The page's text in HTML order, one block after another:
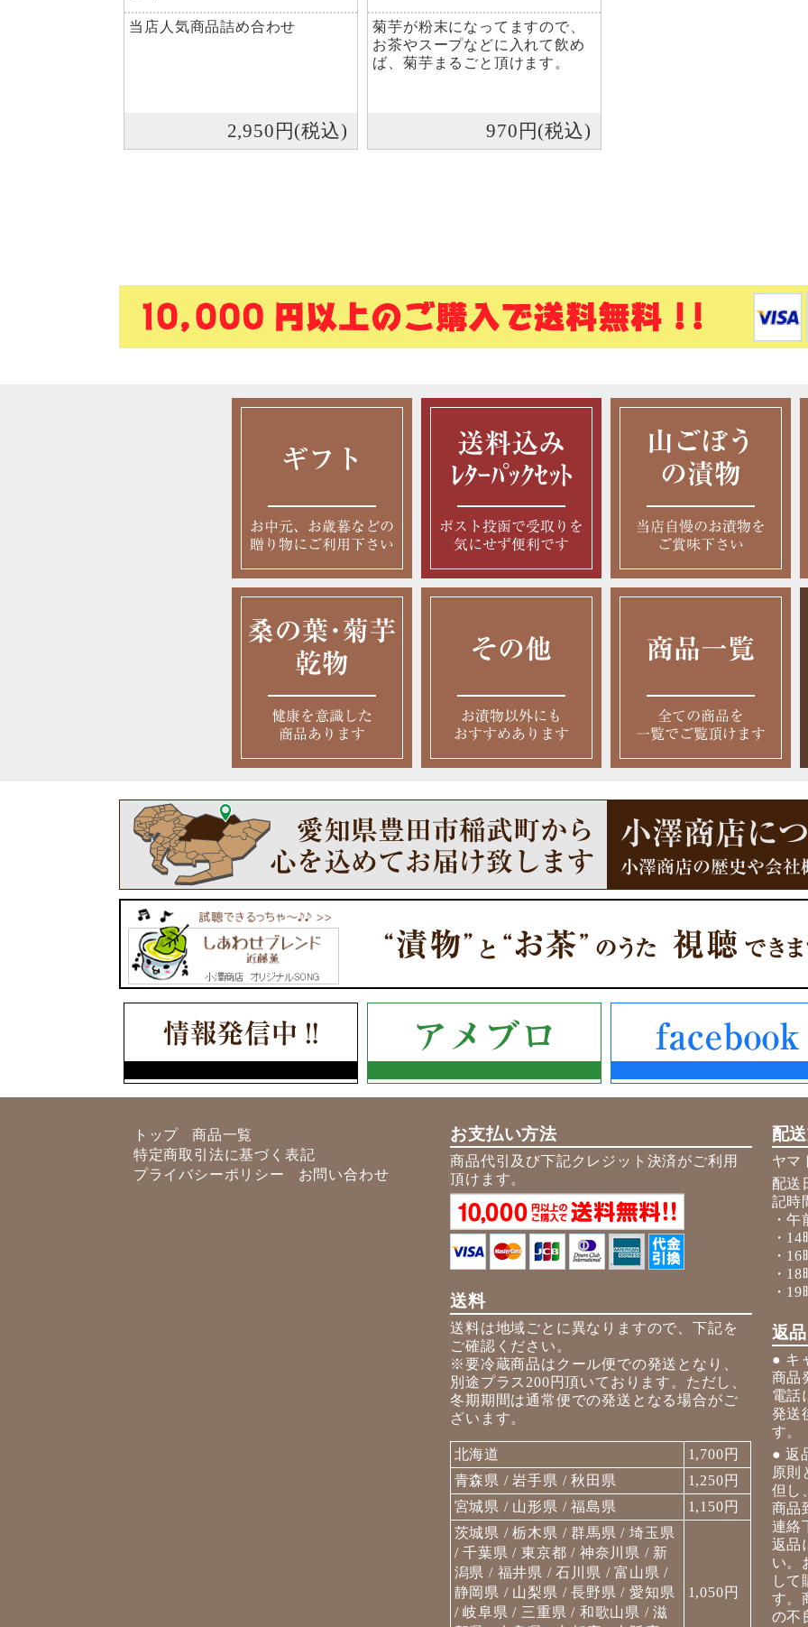
当店人気商品詰め合わせ
2,950円(税込)
菊芋が粉末になってますので、
お茶やスープなどに入れて飲め
ば、菊芋まるごと頂けます。
970円(税込)
トップ
商品一覧
特定商取引法に基づく表記
プライバシーポリシー
お問い合わせ
お支払い方法
商品代引及び下記クレジット決済がご利用
頂けます。
送料
送料は地域ごとに異なりますので、下記を
ご確認ください。
※要冷蔵商品はクール便での発送となり、
別途プラス200円頂いております。ただし、
冬期期間は通常便での発送となる場合がご
ざいます。
北海道
1,700円
青森県 / 岩手県 / 秋田県
1,250円
宮城県 / 山形県 / 福島県
1,150円
茨城県 / 栃木県 / 群馬県 / 埼玉県
/ 千葉県 / 東京都 / 神奈川県 / 新
潟県 / 福井県 / 石川県 / 富山県 /
静岡県 / 山梨県 / 長野県 / 愛知県
/ 岐阜県 / 三重県 / 和歌山県 / 滋
1,050円
配
ヤマ
配送
記時
・午
・
・
・
・
返
● キ
商品
電話
発送
す。
● 返
原則
但し
商品
連絡
返品
い。
して
す。
の不